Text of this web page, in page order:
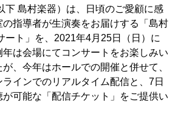
下 島村楽器）は、日頃のご愛顧に感
指導者が生演奏をお届けする「島村
ート」を、2021年4月25日（日）に
は会場にてコンサートをお楽しみい
、今年はホールでの開催と併せて、
インでのリアルタイム配信と、7日
可能な「配信チケット」をご提供い